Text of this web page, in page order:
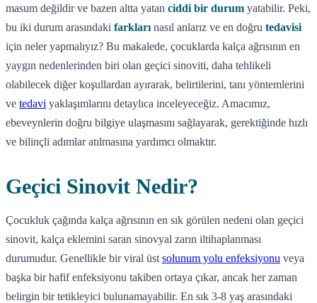
masum değildir ve bazen altta yatan ciddi bir durum yatabilir. Peki,
bu iki durum arasındaki farkları nasıl anlarız ve en doğru tedavisi
için neler yapmalıyız? Bu makalede, çocuklarda kalça ağrısının en
yaygın nedenlerinden biri olan geçici sinoviti, daha tehlikeli
olabilecek diğer koşullardan ayırarak, belirtilerini, tanı yöntemlerini
ve tedavi yaklaşımlarını detaylıca inceleyeceğiz. Amacımız,
ebeveynlerin doğru bilgiye ulaşmasını sağlayarak, gerektiğinde hızlı
ve bilinçli adımlar atılmasına yardımcı olmaktır.
Geçici Sinovit Nedir?
Çocukluk çağında kalça ağrısının en sık görülen nedeni olan geçici
sinovit, kalça eklemini saran sinovyal zarın iltihaplanması
durumudur. Genellikle bir viral üst solunum yolu enfeksiyonu veya
başka bir hafif enfeksiyonu takiben ortaya çıkar, ancak her zaman
belirgin bir tetikleyici bulunamayabilir. En sık 3-8 yaş arasındaki